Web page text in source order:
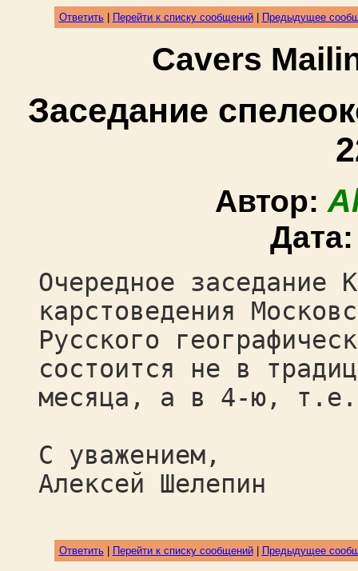
Ответить| Перейти к списку сообщений| Предыдущее
Cavers
Заседание
Автор:
Очередное заседание
карстоведения
Русского
состоится не в
месяца, а в 4-ю,
С уважением,
Алексей Шелепин
Ответить| Перейти к списку сообщений| Предыдущее